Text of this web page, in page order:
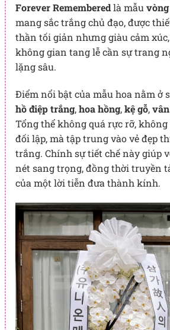
Forever Rememberedlà mẫu
mang sắc trắng chủ đạo, được
thần tối giản nhưng giàu cảm
không gian tang lễ cần sự trang
lặng sâu.
Điểm nổi bật của mẫu hoa nằm ở
hồ điệp trắng,hoa hồng,kệ gỗ,
Tổng thể không quá rực rỡ,
đối lập, mà tập trung vào vẻ đẹp
trắng. Chính sự tiết chế này giúp
nét sang trọng, đồng thời truyền
của một lời tiễn đưa thành kính.